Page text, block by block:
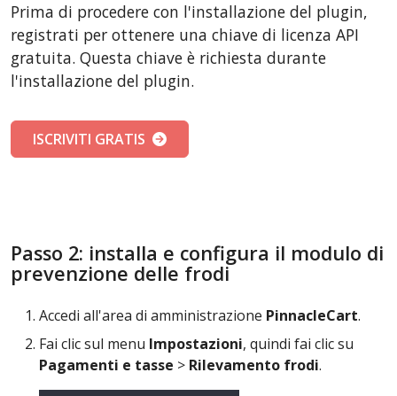
Prima di procedere con l'installazione del plugin,
registrati per ottenere una chiave di licenza API
gratuita. Questa chiave è richiesta durante
l'installazione del plugin.
ISCRIVITI GRATIS
Passo 2: installa e configura il modulo di
prevenzione delle frodi
Accedi all'area di amministrazione PinnacleCart.
Fai clic sul menu Impostazioni, quindi fai clic su
Pagamenti e tasse > Rilevamento frodi.